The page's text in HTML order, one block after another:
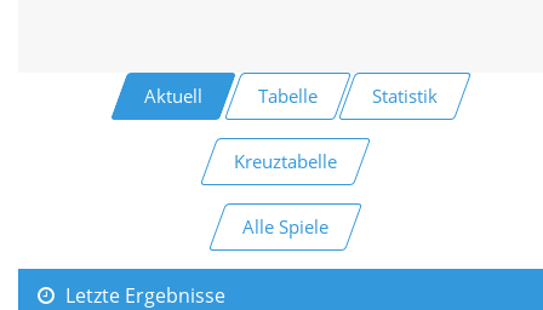
Aktuell Tabelle Statistik
Kreuztabelle
Alle Spiele
Letzte Ergebnisse